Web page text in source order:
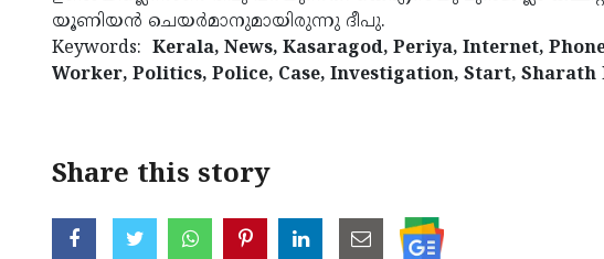
യൂണിയന്‍ ചെയര്‍മാനുമായിരുന്നു ദീപു.
Keywords: Kerala, News, Kasaragod, Periya, Internet,
Worker, Politics, Police, Case, Investigation, Start,
Share this story